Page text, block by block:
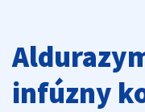
infúzny